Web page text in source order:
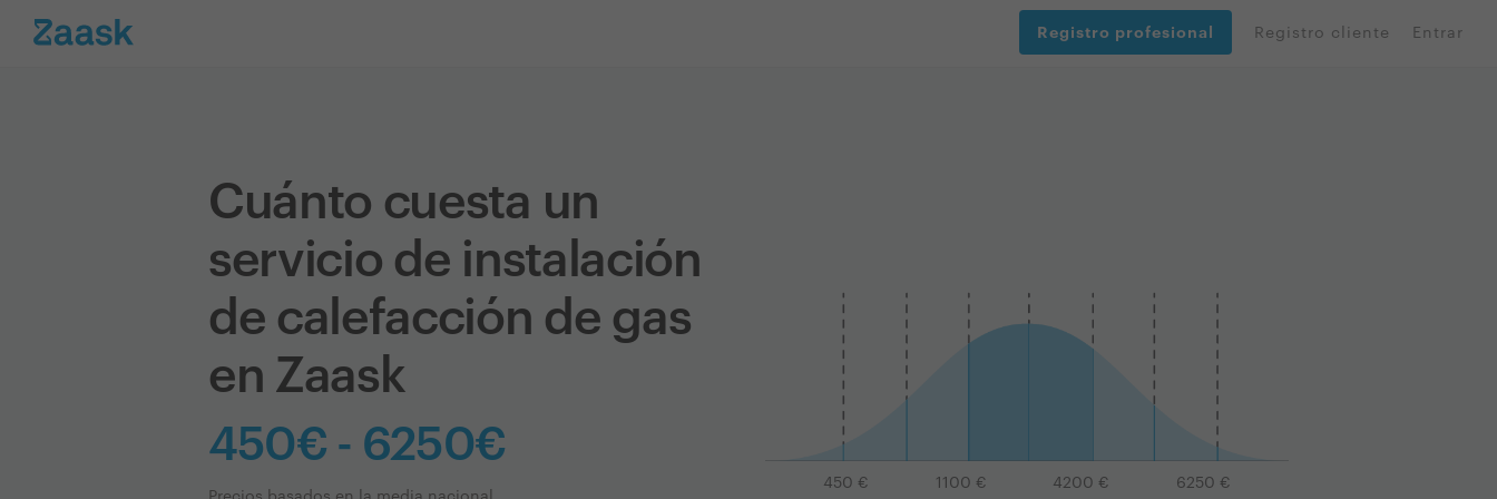
Registro profesional Registro cliente Entrar
Cuánto cuesta un
servicio de instalación
de calefacción de gas
en Zaask
450€ - 6250€
450 € 1100 € 4200 € 6250 €